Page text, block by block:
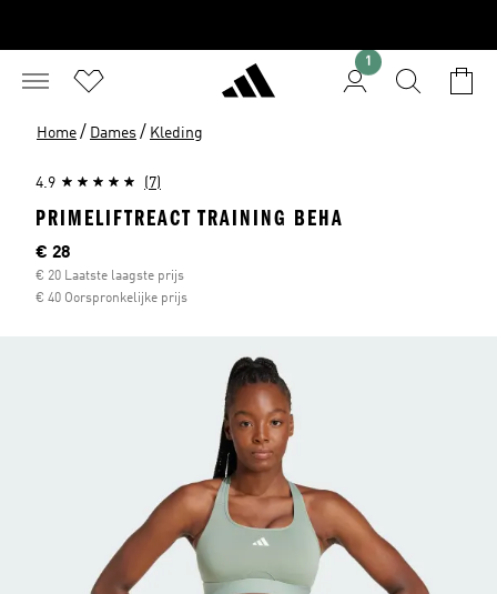
1
Home / Dames / Kleding
4.9 (7)
PRIMELIFTREACT TRAINING BEHA
Huidige prijs
€ 28
€ 20 Laatste laagste prijs
€ 40 Oorspronkelijke prijs